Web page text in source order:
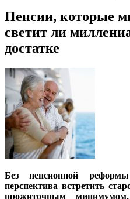
Пенсии, которые
светит ли
достатке
Без пенсионной
перспектива встретить
прожиточным